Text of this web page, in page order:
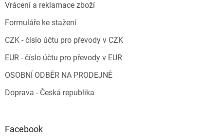
Vrácení a reklamace zboží
Formuláře ke stažení
CZK - číslo účtu pro převody v CZK
EUR - číslo účtu pro převody v EUR
OSOBNÍ ODBĚR NA PRODEJNĚ
Doprava - Česká republika
Facebook